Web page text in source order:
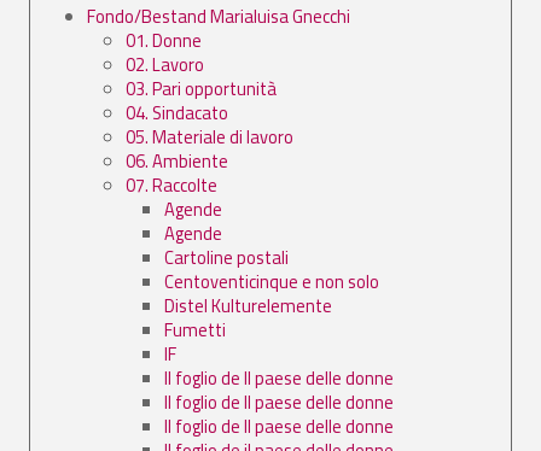
Fondo/Bestand Marialuisa Gnecchi
01. Donne
02. Lavoro
03. Pari opportunità
04. Sindacato
05. Materiale di lavoro
06. Ambiente
07. Raccolte
Agende
Agende
Cartoline postali
Centoventicinque e non solo
Distel Kulturelemente
Fumetti
IF
Il foglio de Il paese delle donne
Il foglio de Il paese delle donne
Il foglio de Il paese delle donne